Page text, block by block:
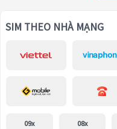
SIM THEO NHÀ MẠNG
09x 08x